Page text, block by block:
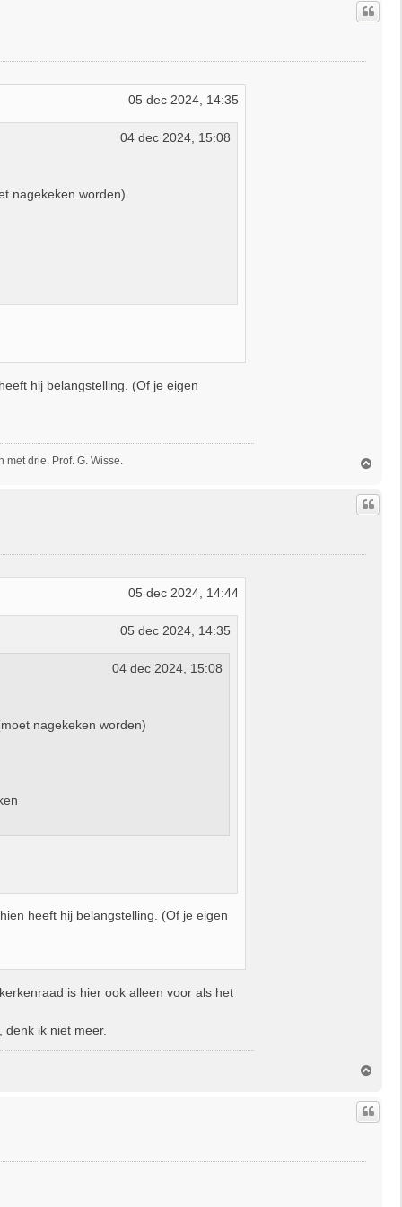
o
05 dec 2024, 14:35
04 dec 2024, 15:08
nagekeken worden)
hij belangstelling. (Of je eigen
drie. Prof. G. Wisse.
h
o
05 dec 2024, 14:44
05 dec 2024, 14:35
04 dec 2024, 15:08
nagekeken worden)
heeft hij belangstelling. (Of je eigen
is hier ook alleen voor als het
ik niet meer.
h
o